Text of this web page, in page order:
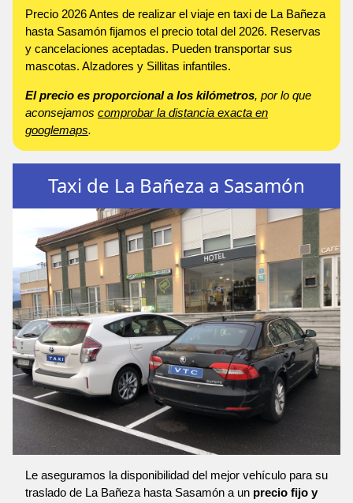
Precio 2026 Antes de realizar el viaje en taxi de La Bañeza
hasta Sasamón fijamos el precio total del 2026. Reservas
y cancelaciones aceptadas. Pueden transportar sus
mascotas. Alzadores y Sillitas infantiles.
El precio es proporcional a los kilómetros, por lo que
aconsejamos comprobar la distancia exacta en
googlemaps.
Taxi de La Bañeza a Sasamón
Le aseguramos la disponibilidad del mejor vehículo para su
traslado de La Bañeza hasta Sasamón a un precio fijo y